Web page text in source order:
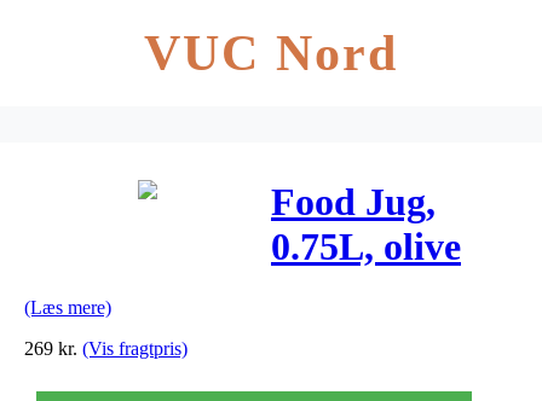
VUC Nord
Food Jug,
0.75L, olive
(Læs mere)
269 kr. (Vis fragtpris)